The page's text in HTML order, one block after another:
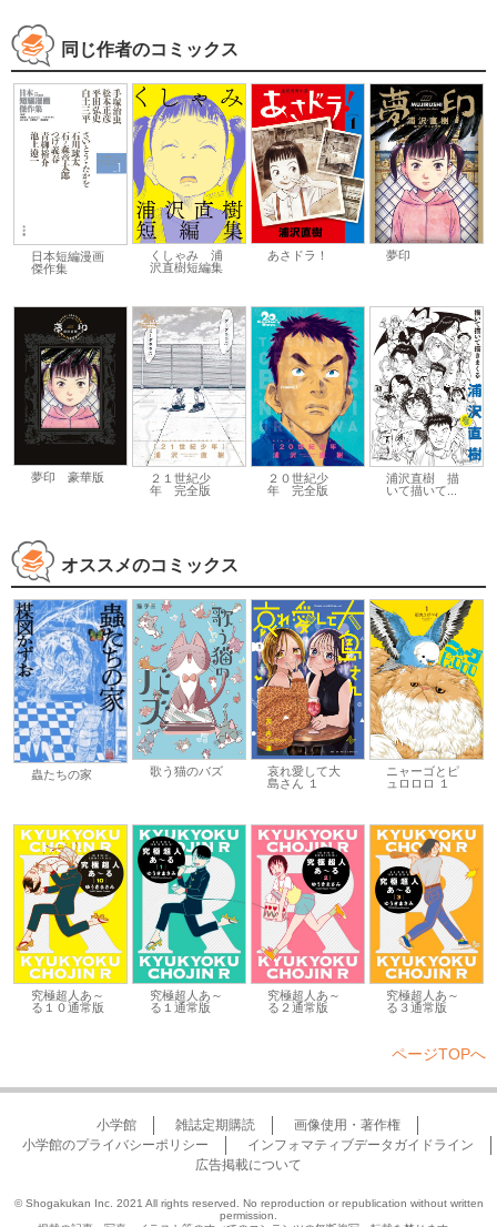
同じ作者のコミックス
日本短編漫画
傑作集
くしゃみ 浦
沢直樹短編集
あさドラ！ 夢印
夢印 豪華版
２１世紀少
年 完全版
２０世紀少
年 完全版
浦沢直樹 描
いて描いて...
オススメのコミックス
蟲たちの家 歌う猫のバズ
哀れ愛して大
島さん １
ニャーゴとピ
ュロロロ １
究極超人あ～
る１０通常版
究極超人あ～
る１通常版
究極超人あ～
る２通常版
究極超人あ～
る３通常版
ページTOPへ
小学館 雑誌定期購読
画像使用・著作権
小学館のプライバシーポリシー
インフォマティブデータガイドライン
広告掲載について
© Shogakukan Inc. 2021 All rights reserved. No reproduction or republication without written
permission.